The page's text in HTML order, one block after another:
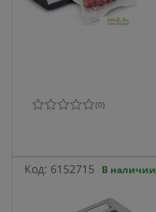
(0)
Код: 6152715 В наличии